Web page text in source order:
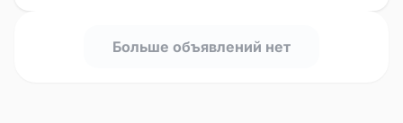
Больше объявлений нет